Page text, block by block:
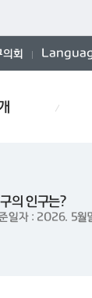
의회
의 인구는?
일자 : 2026. 5월